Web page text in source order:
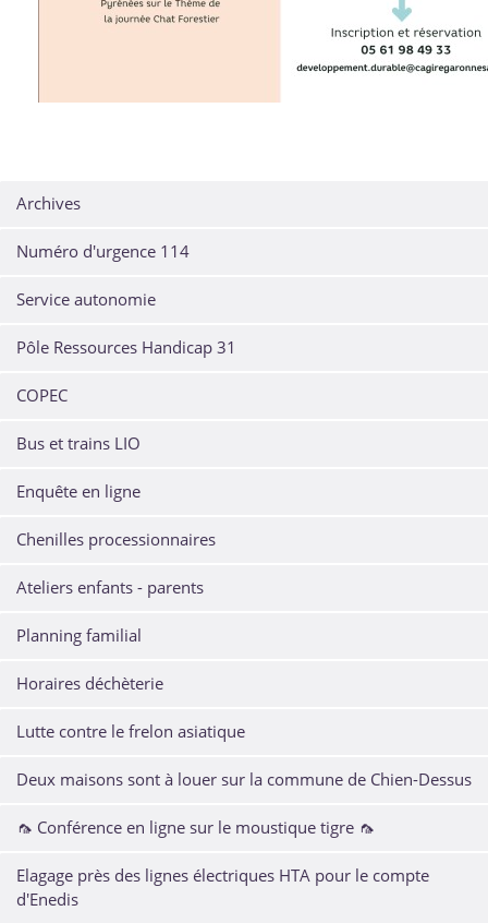
Archives
Numéro d'urgence 114
Service autonomie
Pôle Ressources Handicap 31
COPEC
Bus et trains LIO
Enquête en ligne
Chenilles processionnaires
Ateliers enfants - parents
Planning familial
Horaires déchèterie
Lutte contre le frelon asiatique
Deux maisons sont à louer sur la commune de Chien-Dessus
🦟 Conférence en ligne sur le moustique tigre 🦟
Elagage près des lignes électriques HTA pour le compte
d'Enedis